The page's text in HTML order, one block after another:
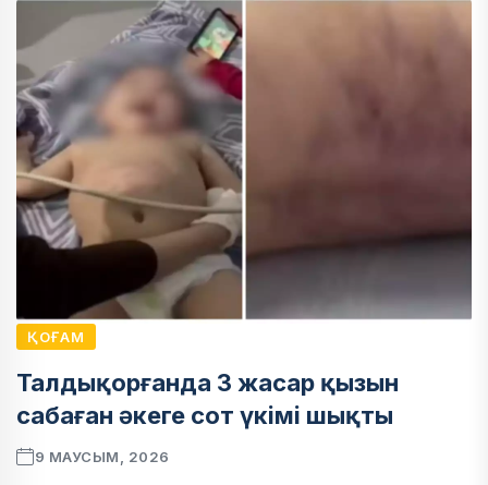
ҚОҒАМ
Талдықорғанда 3 жасар қызын
сабаған әкеге сот үкімі шықты
9 МАУСЫМ, 2026